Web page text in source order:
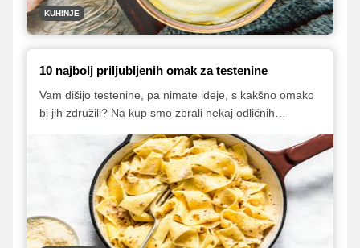
KUHINJE
10 najbolj priljubljenih omak za testenine
Vam dišijo testenine, pa nimate ideje, s kakšno omako
bi jih združili? Na kup smo zbrali nekaj odličnih
nekaterih primerih bo na mizi tudi v manj kot 20